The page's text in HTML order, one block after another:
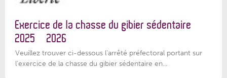
Exercice de la chasse du gibier sédentaire
2025 – 2026
Veuillez trouver ci-dessous l'arrêté préfectoral portant sur
l'exercice de la chasse du gibier sédentaire en...